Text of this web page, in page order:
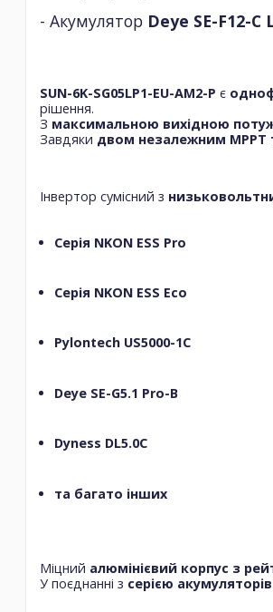
- Акумулятор Deye SE-F12-C
SUN-6K-SG05LP1-EU-AM2-P є
рішення.
З максимальною вихідною
Завдяки двом незалежним MPPT
Інвертор сумісний з
Серія NKON ESS Pro
Серія NKON ESS Eco
Pylontech US5000-1C
Deye SE-G5.1 Pro-B
Dyness DL5.0C
та багато інших
Міцний алюмінієвий корпус з
У поєднанні з серією акумуляторів